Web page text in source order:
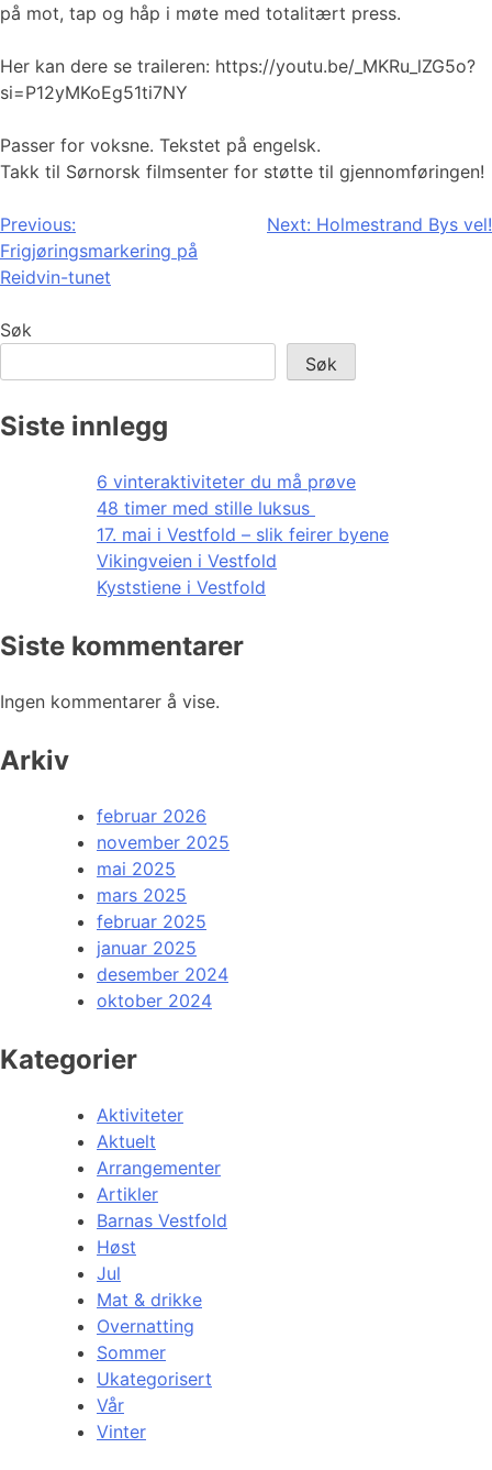
på mot, tap og håp i møte med totalitært press.
Her kan dere se traileren: https://youtu.be/_MKRu_lZG5o?
si=P12yMKoEg51ti7NY
Passer for voksne. Tekstet på engelsk.
Takk til Sørnorsk filmsenter for støtte til gjennomføringen!
Innleggsnavigasjon
Previous:
Frigjøringsmarkering på
Reidvin-tunet
Next: Holmestrand Bys vel!
Søk
Søk
Siste innlegg
6 vinteraktiviteter du må prøve
48 timer med stille luksus
17. mai i Vestfold – slik feirer byene
Vikingveien i Vestfold
Kyststiene i Vestfold
Siste kommentarer
Ingen kommentarer å vise.
Arkiv
februar 2026
november 2025
mai 2025
mars 2025
februar 2025
januar 2025
desember 2024
oktober 2024
Kategorier
Aktiviteter
Aktuelt
Arrangementer
Artikler
Barnas Vestfold
Høst
Jul
Mat & drikke
Overnatting
Sommer
Ukategorisert
Vår
Vinter